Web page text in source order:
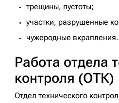
трещины, пустоты;
участки, разрушенные
чужеродные вкрапления.
Работа отдела
контроля (ОТК)
Отдел технического